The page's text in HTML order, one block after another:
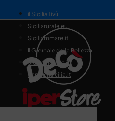
il SiciliaTivù
Siciliarurale.eu
Siciliammare.it
Il Giornale della Bellezza
Siciliamedica.it
Sanitainsicilia.it